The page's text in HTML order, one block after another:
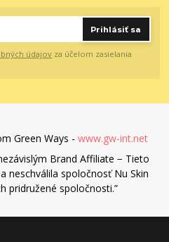
Prihlásiť sa
údajov za účelom zasielania
Green Ways - www.gw-int.net
Brand Affiliate − Tieto
neschválila spoločnosť Nu Skin
pridružené spoločnosti.”